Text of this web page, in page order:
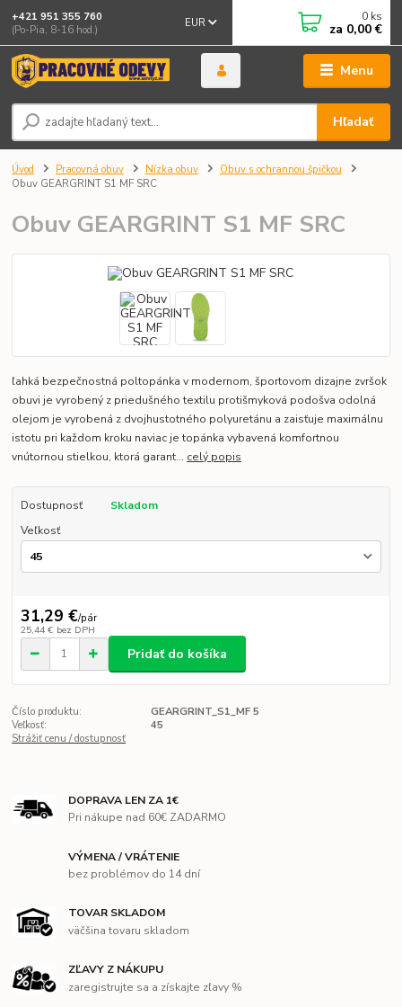
Menu
EUR
Hľadať
+421 951 355 760
(Po-Pia, 8-16 hod.)
0 ks
za 0,00 €
Úvod Pracovná obuv Nízka obuv
Obuv s ochrannou špičkou
Obuv GEARGRINT S1 MF SRC
Obuv GEARGRINT S1 MF SRC
ľahká bezpečnostná poltopánka v modernom, športovom dizajne zvršok
obuvi je vyrobený z priedušného textilu protišmyková podošva odolná
olejom je vyrobená z dvojhustotného polyuretánu a zaisťuje maximálnu
istotu pri každom kroku naviac je topánka vybavená komfortnou
vnútornou stielkou, ktorá garant... celý popis
Dostupnosť
Skladom
Veľkosť
31,29 €/pár
25,44 € bez DPH
Pridať do košíka
Číslo produktu:
GEARGRINT_S1_MF 5
Veľkosť:
45
Strážiť cenu / dostupnosť
DOPRAVA LEN ZA 1€
Pri nákupe nad 60€ ZADARMO
VÝMENA / VRÁTENIE
bez problémov do 14 dní
TOVAR SKLADOM
väčšina tovaru skladom
ZĽAVY Z NÁKUPU
zaregistrujte sa a získajte zľavy %